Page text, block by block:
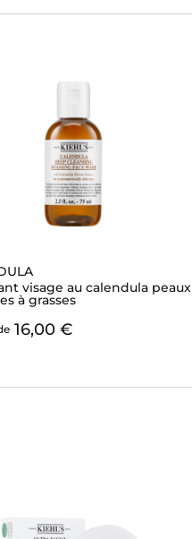
visage au calendula peaux
à grasses
16,00 €